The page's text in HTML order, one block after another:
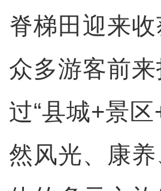
脊梯田迎来
众多游客前
过“县城+景
然风光、康